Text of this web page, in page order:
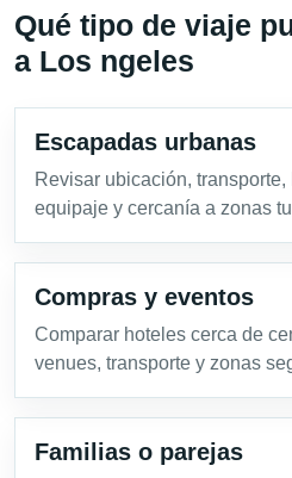
Qué tipo de viaje
a Los ngeles
Escapadas urbanas
Revisar ubicación,
equipaje y cercanía a zonas
Compras y eventos
Comparar hoteles cerca de
venues, transporte y zonas
Familias o parejas